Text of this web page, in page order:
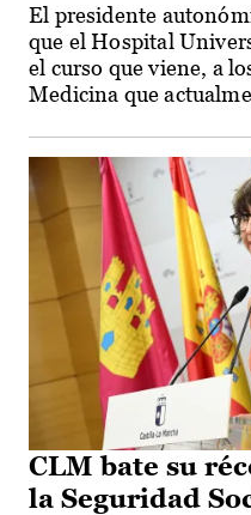
El presidente
que el Hospital
el curso que viene, a
Medicina que
CLM bate su
la Seguridad